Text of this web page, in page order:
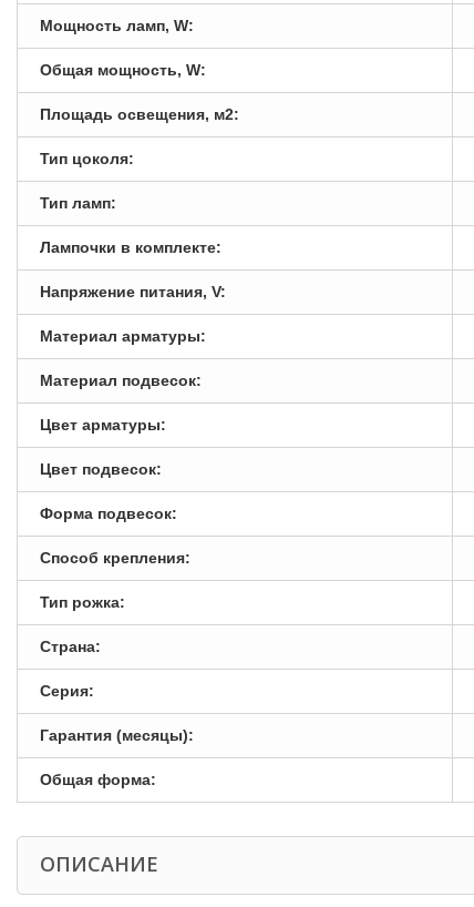
Мощность ламп, W:
Общая мощность, W:
Площадь освещения, м2:
Тип цоколя:
Тип ламп:
Лампочки в комплекте:
Напряжение питания, V:
Материал арматуры:
Материал подвесок:
Цвет арматуры:
Цвет подвесок:
Форма подвесок:
Способ крепления:
Тип рожка:
Страна:
Серия:
Гарантия (месяцы):
Общая форма:
ОПИСАНИЕ